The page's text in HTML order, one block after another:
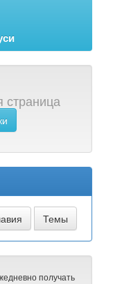
страница
получать